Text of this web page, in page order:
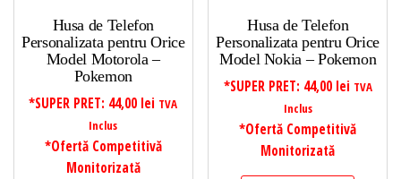
Husa de Telefon
Personalizata pentru Orice
Model Motorola –
Pokemon
*SUPER PRET: 44,00 lei TVA
Inclus
*Ofertă Competitivă
Monitorizată
Husa de Telefon
Personalizata pentru Orice
Model Nokia – Pokemon
*SUPER PRET: 44,00 lei TVA
Inclus
*Ofertă Competitivă
Monitorizată